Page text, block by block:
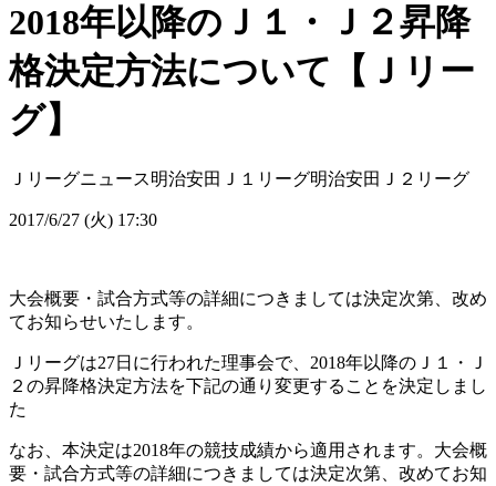
2018年以降のＪ１・Ｊ２昇降
格決定方法について【Ｊリー
グ】
Ｊリーグニュース明治安田Ｊ１リーグ明治安田Ｊ２リーグ
2017/6/27 (火) 17:30
大会概要・試合方式等の詳細につきましては決定次第、改め
てお知らせいたします。
Ｊリーグは27日に行われた理事会で、2018年以降のＪ１・Ｊ
２の昇降格決定方法を下記の通り変更することを決定しまし
た
なお、本決定は2018年の競技成績から適用されます。大会概
要・試合方式等の詳細につきましては決定次第、改めてお知